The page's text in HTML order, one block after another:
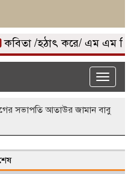
কবিতা /হঠাৎ করে/ এম এম
Toggle
সভাপতি আতাউর জামান বাবু